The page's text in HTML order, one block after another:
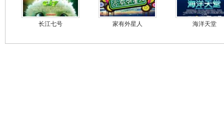
长江七号 家有外星人 海洋天堂